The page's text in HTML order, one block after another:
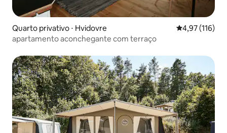
Quarto privativo ⋅ Hvidovre 4,97 de uma
4,97 (116)
apartamento aconchegante com terraço